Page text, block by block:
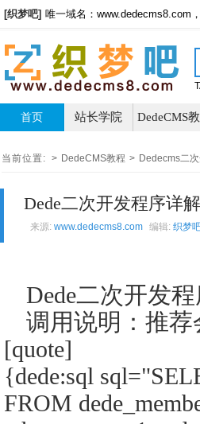
[织梦吧] 唯一域名：www.dedecms8.com
首页 站长学院 DedeCMS
当前位置: > DedeCMS教程 > Dedecms二
Dede二次开发程序详
来源: www.dedecms8.com 编辑: 织梦
Dede二次开发
调用说明：推
[quote]
{dede:sql
FROM